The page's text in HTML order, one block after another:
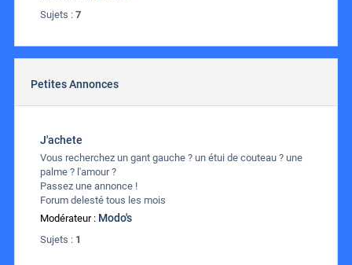
Sujets : 7
Petites Annonces
J'achete
Vous recherchez un gant gauche ? un étui de couteau ? une
palme ? l'amour ?
Passez une annonce !
Forum delesté tous les mois
Modérateur : Modo's
Sujets : 1